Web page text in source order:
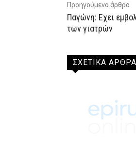
Προηγούμενο άρθρο
Παγώνη: Εχει
των γιατρών
ΣΧΕΤΙΚΑ ΑΡΘΡΑ